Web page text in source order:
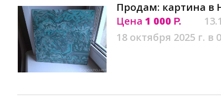
Продам: картина в
Цена 1 000 Р.
18 октября 2025 г. в